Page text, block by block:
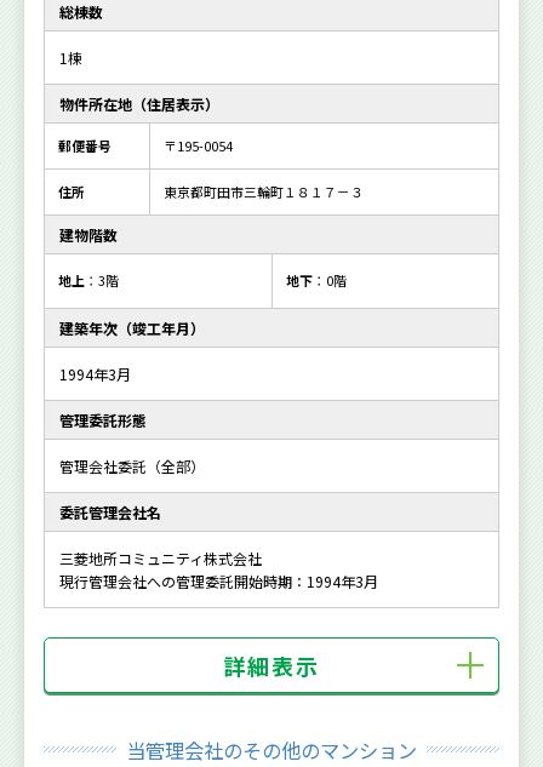
総棟数
1棟
物件所在地（住居表示）
郵便番号 〒195-0054
住所 東京都町田市三輪町１８１７－３
建物階数
地上 ：3階 地下：0階
建築年次（竣工年月）
1994年3月
管理委託形態
管理会社委託（全部）
委託管理会社名
三菱地所コミュニティ株式会社
現行管理会社への管理委託開始時期：1994年3月
詳細表示
当管理会社のその他のマンション